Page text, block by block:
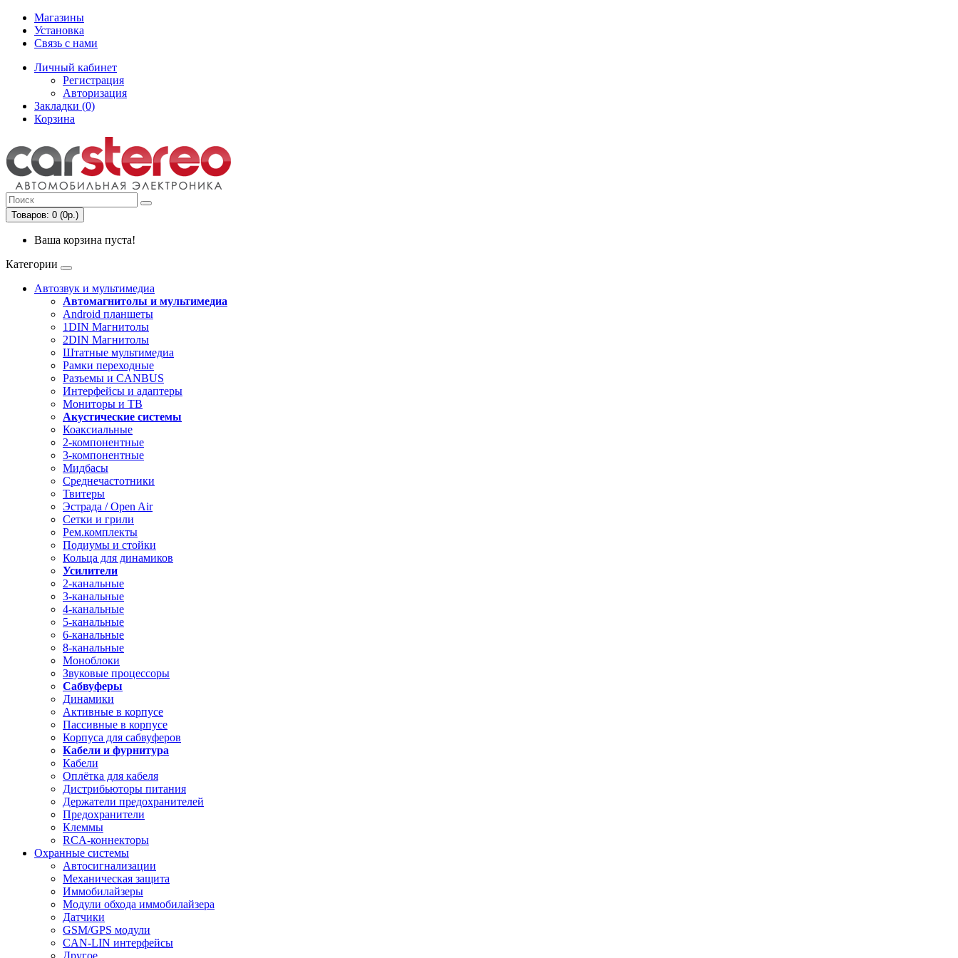
Магазины
Установка
Связь с нами
Личный кабинет
Регистрация
Авторизация
Закладки (0)
Корзина
Товаров: 0 (0р.)
Ваша корзина пуста!
Категории
Автозвук и мультимедиа
Автомагнитолы и мультимедиа
Android планшеты
1DIN Магнитолы
2DIN Магнитолы
Штатные мультимедиа
Рамки переходные
Разъемы и CANBUS
Интерфейсы и адаптеры
Мониторы и ТВ
Акустические системы
Коаксиальные
2-компонентные
3-компонентные
Мидбасы
Среднечастотники
Твитеры
Эстрада / Open Air
Сетки и грили
Рем.комплекты
Подиумы и стойки
Кольца для динамиков
Усилители
2-канальные
3-канальные
4-канальные
5-канальные
6-канальные
8-канальные
Моноблоки
Звуковые процессоры
Сабвуферы
Динамики
Активные в корпусе
Пассивные в корпусе
Корпуса для сабвуферов
Кабели и фурнитура
Кабели
Оплётка для кабеля
Дистрибьюторы питания
Держатели предохранителей
Предохранители
Клеммы
RCA-коннекторы
Охранные системы
Автосигнализации
Механическая защита
Иммобилайзеры
Модули обхода иммобилайзера
Датчики
GSM/GPS модули
CAN-LIN интерфейсы
Другое